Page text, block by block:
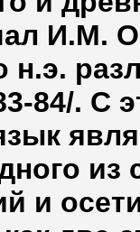
И.М.
н.э.
84/. С
из
и